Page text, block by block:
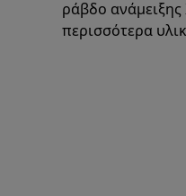
ράβδο ανάμειξης
περισσότερα